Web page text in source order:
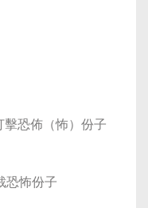
恐佈（怖）份子
恐怖份子